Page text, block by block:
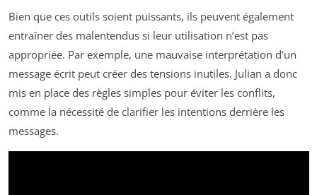
Bien que ces outils soient puissants, ils peuvent également
entraîner des malentendus si leur utilisation n’est pas
appropriée. Par exemple, une mauvaise interprétation d’un
message écrit peut créer des tensions inutiles. Julian a donc
mis en place des règles simples pour éviter les conflits,
comme la nécessité de clarifier les intentions derrière les
messages.